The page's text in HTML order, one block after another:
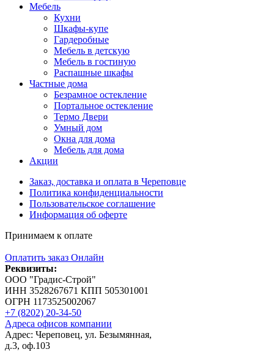
Мебель
Кухни
Шкафы-купе
Гардеробные
Мебель в детскую
Мебель в гостиную
Распашные шкафы
Частные дома
Безрамное остекление
Портальное остекление
Термо Двери
Умный дом
Окна для дома
Мебель для дома
Акции
Заказ, доставка и оплата в Череповце
Политика конфиденциальности
Пользовательское соглашение
Информация об оферте
Принимаем к оплате
Оплатить заказ Онлайн
Реквизиты:
ООО "Градис-Строй"
ИНН 3528267671 КПП 505301001
ОГРН 1173525002067
+7 (8202) 20-34-50
Адреса офисов компании
Адрес: Череповец, ул. Безымянная,
д.3, оф.103